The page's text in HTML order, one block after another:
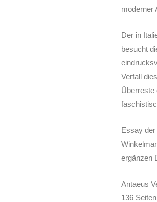
moderner
Der in
besucht
Verfall
Überreste
Essay
ergänzen
Antaeus
136 Seiten